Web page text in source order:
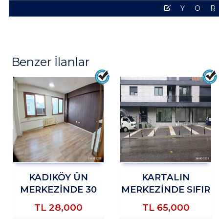
Benzer İlanlar
KADIKÖY ÜN
MERKEZİNDE 30
AĞUSTOS
SOKAKTA
TL 28,000
KARTALIN
MERKEZİNDE SIFIR
BİNADA KİRALIK
MAĞAZA&DÜKKAN
TL65,000